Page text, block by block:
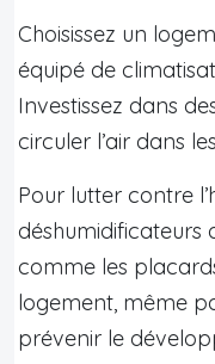
Choisissez un
équipé de
Investissez dans
circuler l’air dans
Pour lutter contre
déshumidificateurs
comme les
logement, même
prévenir le